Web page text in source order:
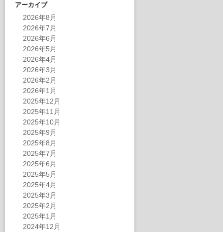
アーカイブ
2026年8月
2026年7月
2026年6月
2026年5月
2026年4月
2026年3月
2026年2月
2026年1月
2025年12月
2025年11月
2025年10月
2025年9月
2025年8月
2025年7月
2025年6月
2025年5月
2025年4月
2025年3月
2025年2月
2025年1月
2024年12月